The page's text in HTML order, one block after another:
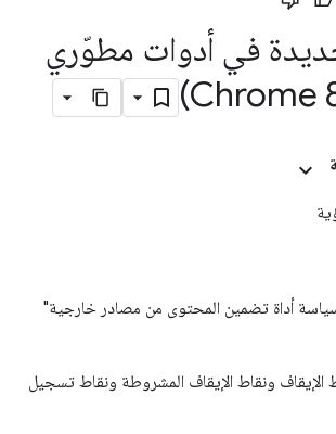
في أدوات مطوّري
أداة تضمين المحتوى من مصادر خارجية"
الإيقاف ونقاط الإيقاف المشروطة ونقاط تسجيل